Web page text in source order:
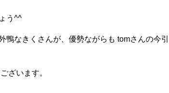
う^^
なきくさんが、優勢ながらも tomさんの今引
ざいます。